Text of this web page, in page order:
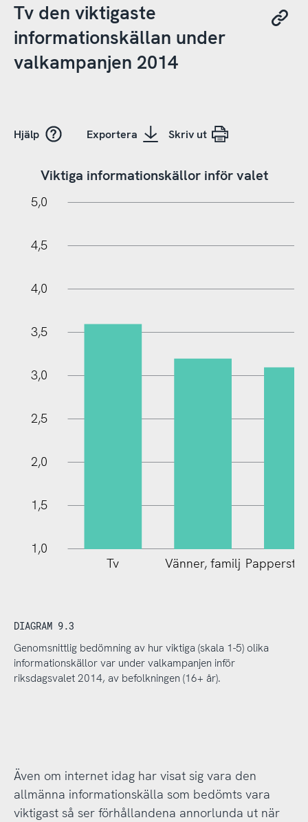
Tv den viktigaste
informationskällan under
valkampanjen 2014
Hjälp Exportera Skriv ut
Viktiga informationskällor inför valet
1,0
5,0
4,5
4,0
3,5
3,0
2,5
2,0
1,5
1,0
Tv Vänner, familj
DIAGRAM 9.3
Genomsnittlig bedömning av hur viktiga (skala 1-5) olika
informationskällor var under valkampanjen inför
riksdagsvalet 2014, av befolkningen (16+ år).
Även om internet idag har visat sig vara den
allmänna informationskälla som bedömts vara
viktigast så ser förhållandena annorlunda ut när